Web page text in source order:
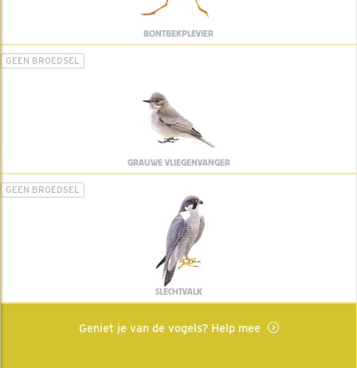
BONTBEKPLEVIER
GEEN BROEDSEL
GRAUWE VLIEGENVANGER
GEEN BROEDSEL
SLECHTVALK
Geniet je van de vogels? Help mee